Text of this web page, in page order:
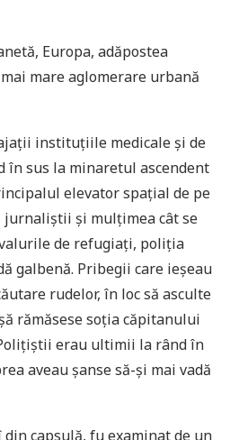
Europa, adăpostea
mare aglomerare urbană
instituțiile medicale și de
în sus la minaretul ascendent
elevator spațial de pe
jurnaliștii și mulțimea cât se
de refugiați, poliția
galbenă. Pribegii care ieșeau
rudelor, în loc să asculte
rămăsese soția căpitanului
erau ultimii la rând în
aveau șanse să-și mai vadă
din capsulă, fu examinat de un